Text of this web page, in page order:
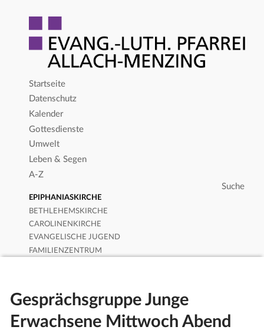
Startseite
Datenschutz
Kalender
Gottesdienste
Umwelt
Leben & Segen
A-Z
EPIPHANIASKIRCHE
BETHLEHEMSKIRCHE
CAROLINENKIRCHE
EVANGELISCHE JUGEND
FAMILIENZENTRUM
Gesprächsgruppe Junge
Erwachsene Mittwoch Abend